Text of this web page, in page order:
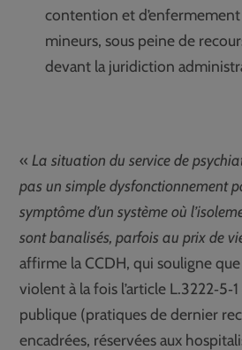
contention et
mineurs, sous peine de
devant la juridiction
« La situation du service de
pas un simple dysfonctionnement
symptôme d’un système où
sont banalisés, parfois au prix de
affirme la CCDH, qui souligne
violent à la fois l’article
publique (pratiques de dernier
encadrées, réservées aux